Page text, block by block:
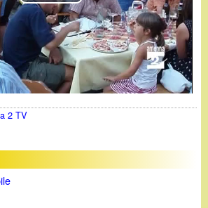
l
a
y
2 TV